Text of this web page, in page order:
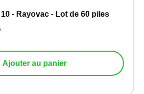
- Rayovac - Lot de 60 piles
Ajouter au panier